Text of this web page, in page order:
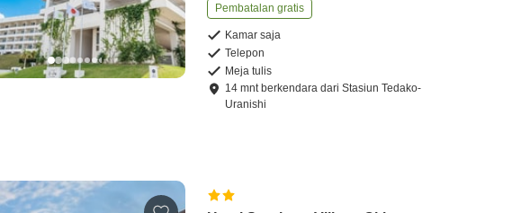
Pembatalan gratis
Kamar saja
Telepon
Meja tulis
14 mnt berkendara dariStasiun Tedako-
Uranishi